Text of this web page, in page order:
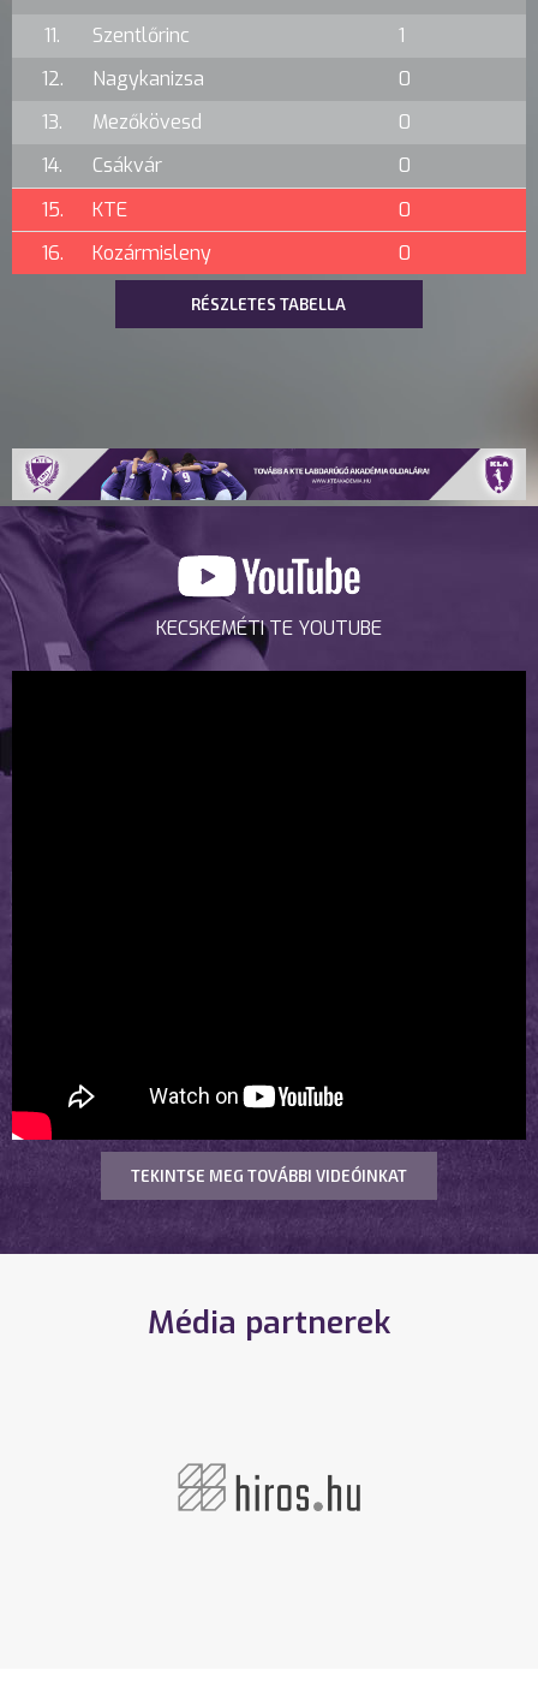
11.
Szentlőrinc
1
12.
Nagykanizsa
0
13.
Mezőkövesd
0
14.
Csákvár
0
15.
KTE
0
16.
Kozármisleny 0
RÉSZLETES TABELLA
KECSKEMÉTI TE YOUTUBE
TEKINTSE MEG TOVÁBBI VIDEÓINKAT
Média partnerek